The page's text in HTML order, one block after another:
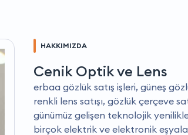
HAKKIMIZDA
Cenik Optik ve Lens
erbaa gözlük satış işleri, güneş
renkli lens satışı, gözlük çerçeve
günümüz gelişen teknolojik
birçok elektrik ve elektronik